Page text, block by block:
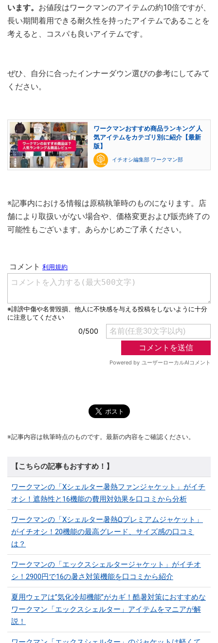
います。 お値段はワークマンのアイテムの約10倍ですが、
長い期間着用できる耐久性を持ったアイテムであることを
考えると、コスパも良いアイテムです。
ぜひ、自分に合ったインナーダウン選びの参考にしてみて
ください。
ワークマンおすすめ商品ランキング 人
気アイテムをカテゴリ別に紹介【最新
版】
イチオシ編集部 ワークマン部
※記事内における情報は原稿執筆時のものになります。店
舗により取扱いがない場合や、価格変更および販売終了の
可能性もございます。あらかじめご了承ください。
※記事内容は執筆時点のものです。最新の内容をご確認ください。
【こちらの記事もおすすめ！】
ワークマンの「Xシェルター暑熱ファンジャケット」がイチ
オシ！遮熱性と16機能の費用対効果を口コミから分析
ワークマンの「Xシェルター暑熱Ωプレミアムジャケット」
がイチオシ！20機能の最高グレード、サイズ感の口コミ
は？
ワークマンの「エックスシェルタージャケット」がイチオ
シ！2900円で16の暑さ対策機能を口コミから紹介
夏用ウェアは”気化冷却機能”がカギ！酷暑対策におすすめな
ワークマン「エックスシェルター」アイテムをマニアが解
説！